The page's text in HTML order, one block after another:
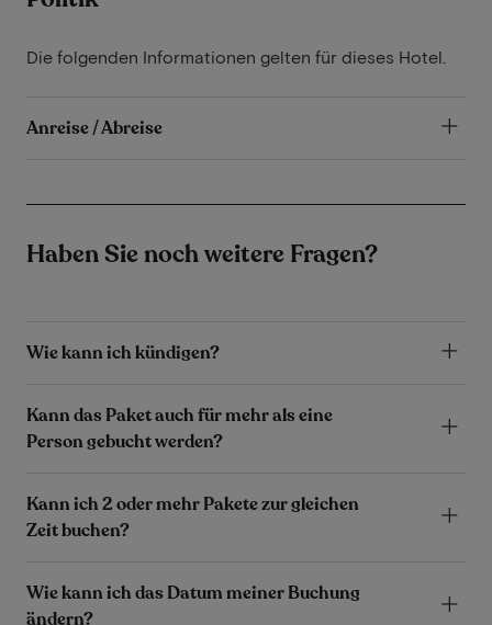
Die folgenden Informationen gelten für dieses Hotel.
Anreise / Abreise
Haben Sie noch weitere Fragen?
Wie kann ich kündigen?
Kann das Paket auch für mehr als eine
Person gebucht werden?
Kann ich 2 oder mehr Pakete zur gleichen
Zeit buchen?
Wie kann ich das Datum meiner Buchung
ändern?